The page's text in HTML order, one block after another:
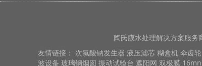
陶氏膜水处理解决方案服务
友情链接： 次氯酸钠发生器 液压滤芯 糊盒机 伞齿轮
波设备 玻璃钢烟囱 振动试验台 遮阳网 双极膜